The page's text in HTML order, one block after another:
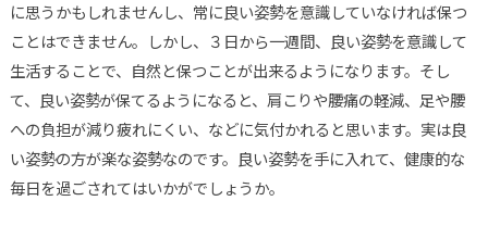
に思うかもしれませんし、常に良い姿勢を意識していなければ保つ
ことはできません。しかし、３日から一週間、良い姿勢を意識して
生活することで、自然と保つことが出来るようになります。そし
て、良い姿勢が保てるようになると、肩こりや腰痛の軽減、足や腰
への負担が減り疲れにくい、などに気付かれると思います。実は良
い姿勢の方が楽な姿勢なのです。良い姿勢を手に入れて、健康的な
毎日を過ごされてはいかがでしょうか。